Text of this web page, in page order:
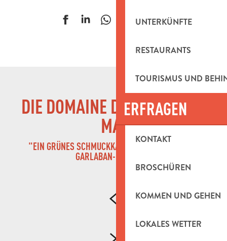
UNTERKÜNFTE
RESTAURANTS
TOURISMUS UND
ERFRAGEN
KONTAKT
BROSCHÜREN
KOMMEN UND GEHEN
LOKALES WETTER
Ajouter aux
DIE DOMAINE DE LA FONT DE
MAI
"EIN GRÜNES SCHMUCKKÄSTCHEN AM FUSSE DES G
ARLABAN-MASSIVS"